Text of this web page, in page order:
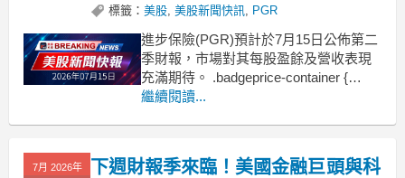
標籤： 美股, 美股新聞快訊, PGR
進步保險(PGR)預計於7月15日公佈第二
季財報，市場對其每股盈餘及營收表現
充滿期待。 .badgeprice-container {
display: flex !important;
flex-wr
繼續閱讀...
7月 2026年
下週財報季來臨！美國金融巨頭與科